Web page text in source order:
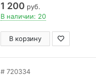
1 200 руб.
В наличии: 20
В корзину
720334